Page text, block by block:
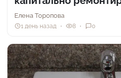
Елена Торопова
1 день назад 8 0